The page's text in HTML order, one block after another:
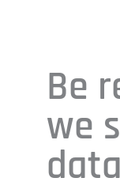
Be
we